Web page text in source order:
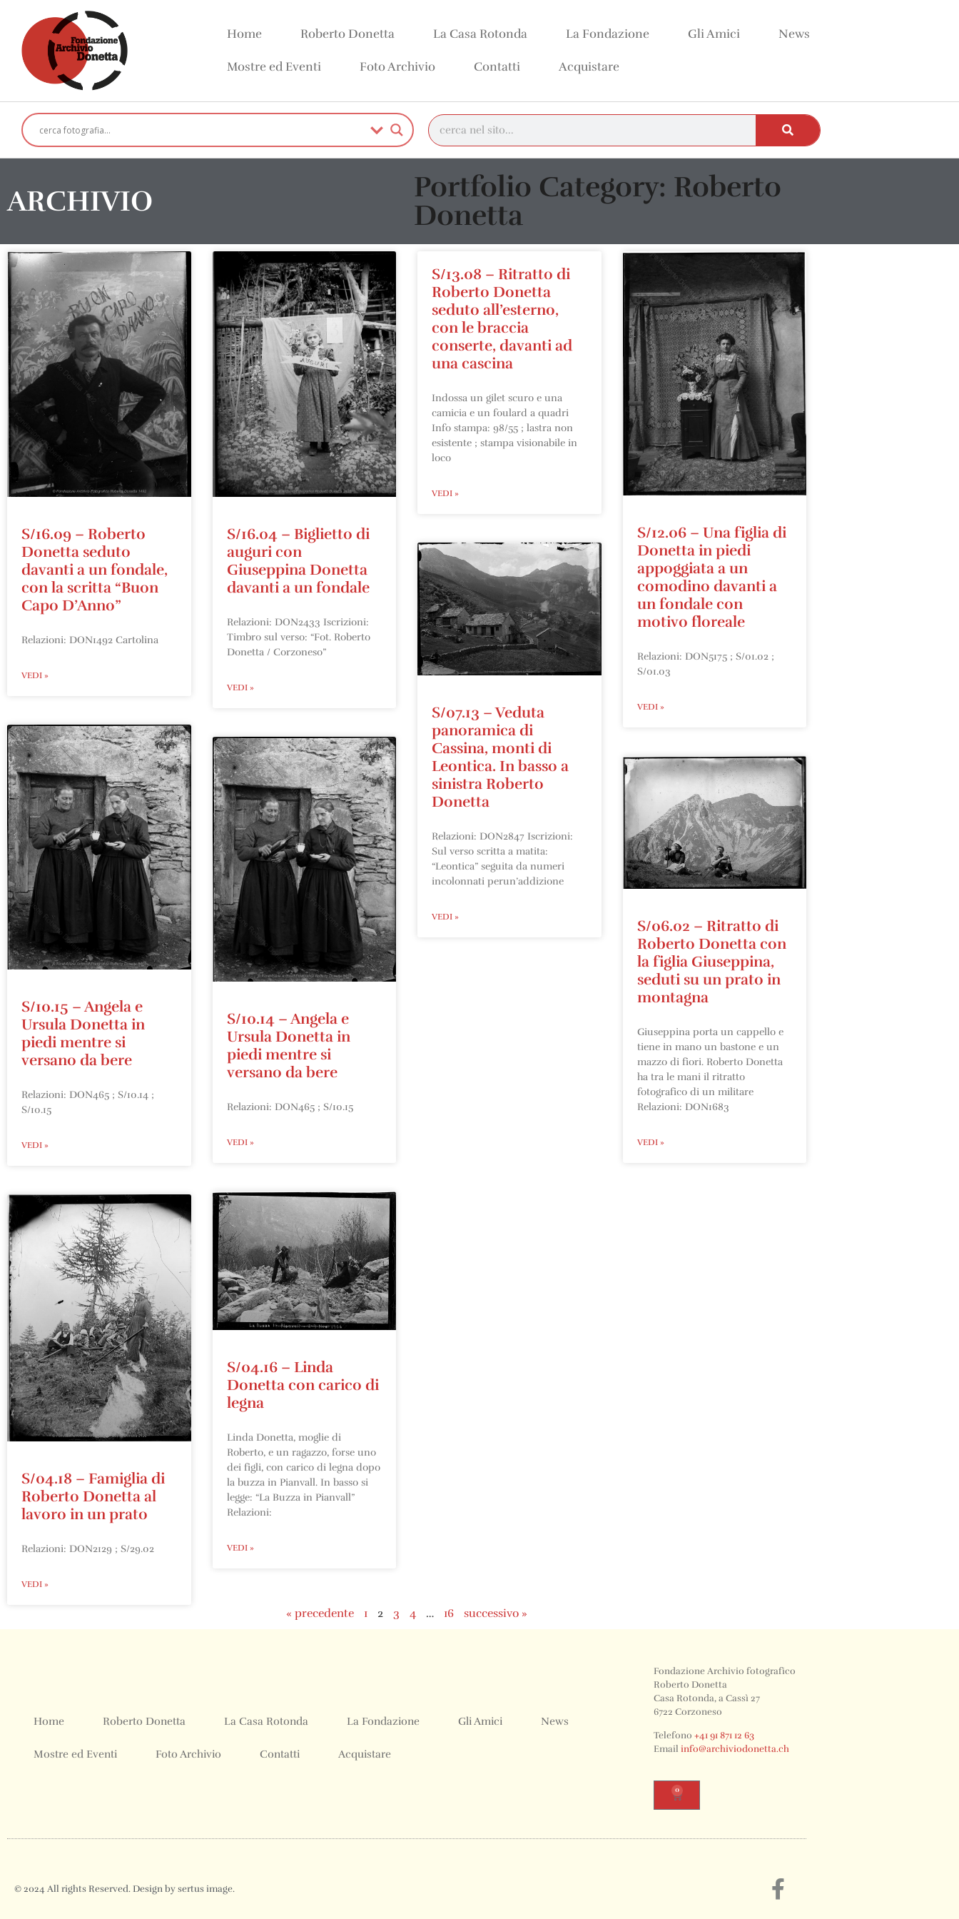
Home Roberto Donetta La Casa Rotonda La Fondazione Gli Amici News
Mostre ed Eventi Foto Archivio Contatti Acquistare
ARCHIVIO
Portfolio Category: Roberto
Donetta
S/16.09 – Roberto
Donetta seduto
davanti a un fondale,
con la scritta “Buon
Capo D’Anno”
Relazioni: DON1492 Cartolina
VEDI »
S/16.04 – Biglietto di
auguri con
Giuseppina Donetta
davanti a un fondale
Relazioni: DON2433 Iscrizioni:
Timbro sul verso: “Fot. Roberto
Donetta / Corzoneso”
VEDI »
S/13.08 – Ritratto di
Roberto Donetta
seduto all’esterno,
con le braccia
conserte, davanti ad
una cascina
Indossa un gilet scuro e una
camicia e un foulard a quadri
Info stampa: 98/55 ; lastra non
esistente ; stampa visionabile in
loco
VEDI »
S/12.06 – Una figlia di
Donetta in piedi
appoggiata a un
comodino davanti a
un fondale con
motivo floreale
Relazioni: DON5175 ; S/01.02 ;
S/01.03
VEDI »
S/10.15 – Angela e
Ursula Donetta in
piedi mentre si
versano da bere
Relazioni: DON465 ; S/10.14 ;
S/10.15
VEDI »
S/10.14 – Angela e
Ursula Donetta in
piedi mentre si
versano da bere
Relazioni: DON465 ; S/10.15
VEDI »
S/07.13 – Veduta
panoramica di
Cassina, monti di
Leontica. In basso a
sinistra Roberto
Donetta
Relazioni: DON2847 Iscrizioni:
Sul verso scritta a matita:
“Leontica” seguita da numeri
incolonnati perun’addizione
VEDI »
S/06.02 – Ritratto di
Roberto Donetta con
la figlia Giuseppina,
seduti su un prato in
montagna
Giuseppina porta un cappello e
tiene in mano un bastone e un
mazzo di fiori. Roberto Donetta
ha tra le mani il ritratto
fotografico di un militare
Relazioni: DON1683
VEDI »
S/04.18 – Famiglia di
Roberto Donetta al
lavoro in un prato
Relazioni: DON2129 ; S/29.02
VEDI »
S/04.16 – Linda
Donetta con carico di
legna
Linda Donetta, moglie di
Roberto, e un ragazzo, forse uno
dei figli, con carico di legna dopo
la buzza in Pianvall. In basso si
legge: “La Buzza in Pianvall”
Relazioni:
VEDI »
« precedente 1 2 3 4 … 16 successivo »
Home Roberto Donetta La Casa Rotonda La Fondazione Gli Amici News
Mostre ed Eventi Foto Archivio Contatti Acquistare
Fondazione Archivio fotografico
Roberto Donetta
Casa Rotonda, a Cassì 27
6722 Corzoneso
Telefono +41 91 871 12 63
Email info@archiviodonetta.ch
0
© 2024 All rights Reserved. Design by sertus image.